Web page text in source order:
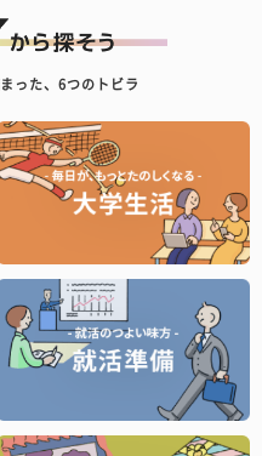
った、6つのトビラ